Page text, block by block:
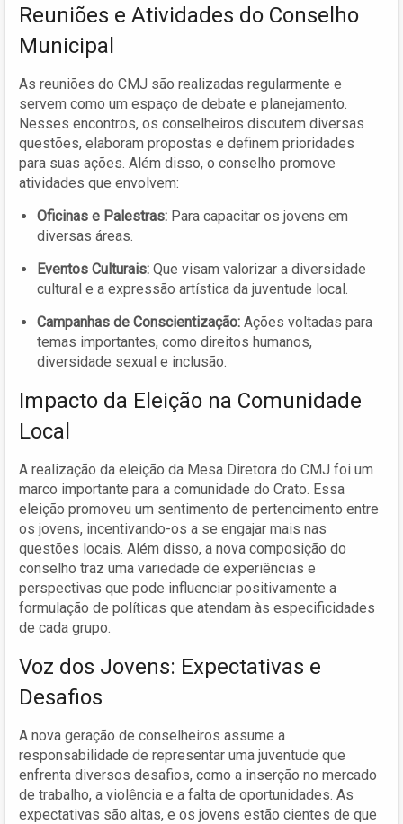
Reuniões e Atividades do Conselho
Municipal
As reuniões do CMJ são realizadas regularmente e
servem como um espaço de debate e planejamento.
Nesses encontros, os conselheiros discutem diversas
questões, elaboram propostas e definem prioridades
para suas ações. Além disso, o conselho promove
atividades que envolvem:
Oficinas e Palestras: Para capacitar os jovens em
diversas áreas.
Eventos Culturais: Que visam valorizar a diversidade
cultural e a expressão artística da juventude local.
Campanhas de Conscientização: Ações voltadas para
temas importantes, como direitos humanos,
diversidade sexual e inclusão.
Impacto da Eleição na Comunidade
Local
A realização da eleição da Mesa Diretora do CMJ foi um
marco importante para a comunidade do Crato. Essa
eleição promoveu um sentimento de pertencimento entre
os jovens, incentivando-os a se engajar mais nas
questões locais. Além disso, a nova composição do
conselho traz uma variedade de experiências e
perspectivas que pode influenciar positivamente a
formulação de políticas que atendam às especificidades
de cada grupo.
Voz dos Jovens: Expectativas e
Desafios
A nova geração de conselheiros assume a
responsabilidade de representar uma juventude que
enfrenta diversos desafios, como a inserção no mercado
de trabalho, a violência e a falta de oportunidades. As
expectativas são altas, e os jovens estão cientes de que